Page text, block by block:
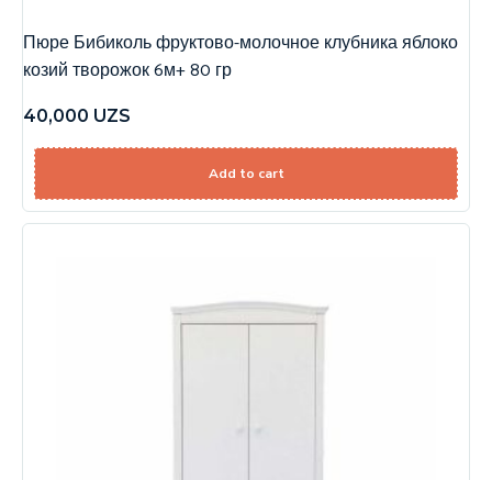
Пюре Бибиколь фруктово-молочное клубника яблоко
козий творожок 6м+ 80 гр
40,000 UZS
Add to cart